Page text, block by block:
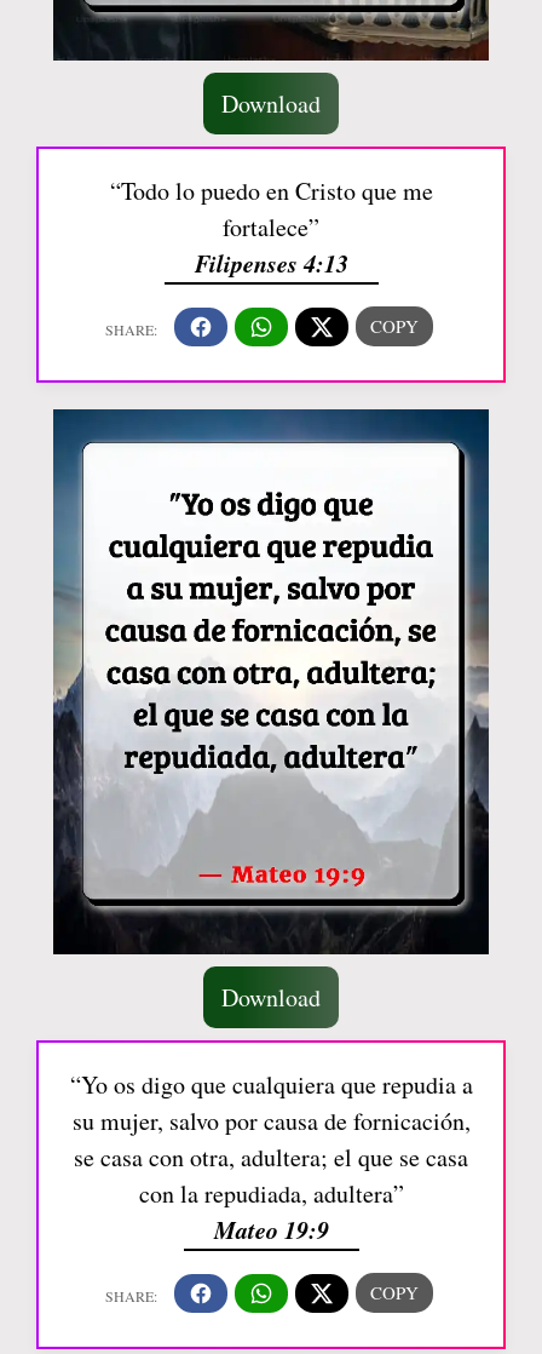
Download
“Todo lo puedo en Cristo que me
fortalece”
Filipenses 4:13
Download
“Yo os digo que cualquiera que repudia a
su mujer, salvo por causa de fornicación,
se casa con otra, adultera; el que se casa
con la repudiada, adultera”
Mateo 19:9